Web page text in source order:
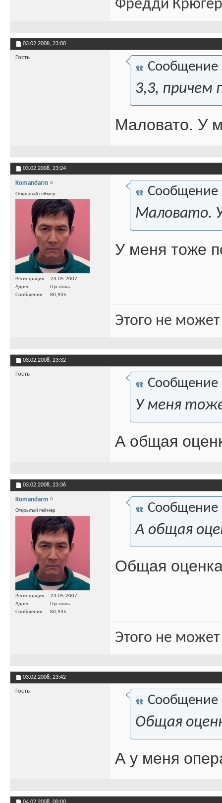
Фредди Крюгер
03.02.2008, 23:00
Гость
Сообщение
3,3, причем
Маловато. У
03.02.2008, 23:24
Komandarm
Открытый геймер
Регистрация
23.05.2007
Адрес
Пустошь
Сообщения
80,935
Сообщение
Маловато.
У меня тоже
Этого не
03.02.2008, 23:32
Гость
Сообщение
У меня
А общая
03.02.2008, 23:36
Komandarm
Открытый геймер
Регистрация
23.05.2007
Адрес
Пустошь
Сообщения
80,935
Сообщение
А общая
Общая
Этого не
03.02.2008, 23:42
Гость
Сообщение
Общая
А у меня